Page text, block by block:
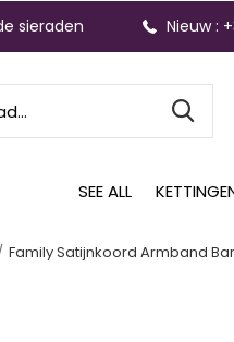
SEE ALL
sieraden Nieuw :
Family Satijnkoord Armband